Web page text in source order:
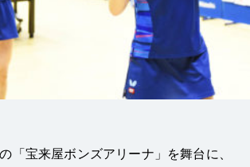
「宝来屋ボンズアリーナ」を舞台に、